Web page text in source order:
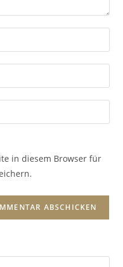
in diesem Browser für